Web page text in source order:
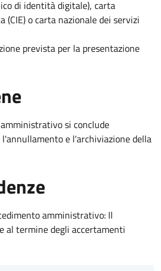
di identità digitale), carta
(CIE) o carta nazionale dei servizi
prevista per la presentazione
si conclude
e l'archiviazione della
amministrativo: Il
al termine degli accertamenti